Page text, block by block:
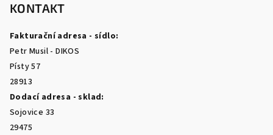
KONTAKT
Fakturační adresa - sídlo:
Petr Musil - DIKOS
Písty 57
28913
Dodací adresa - sklad:
Sojovice 33
29475